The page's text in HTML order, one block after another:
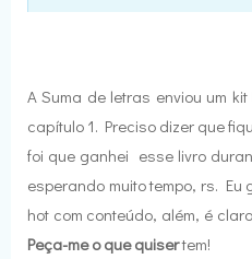
A Suma de letras enviou um
capítulo 1. Preciso dizer que
foi que ganhei esse livro
esperando muito tempo, rs. Eu
hot com conteúdo, além, é
Peça-me o que quisertem!